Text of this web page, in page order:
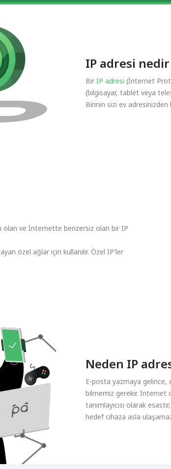
IP adresi nedir
Bir IP adresi (İnternet
(bilgisayar, tablet veya
Birinin sizi ev
olan ve İnternette benzersiz olan bir IP
özel ağlar için kullanılır. Özel IP'ler
Neden IP
E-posta yazmaya
bilmemiz gerekir. İnternet
tanımlayıcısı olarak
hedef cihaza asla